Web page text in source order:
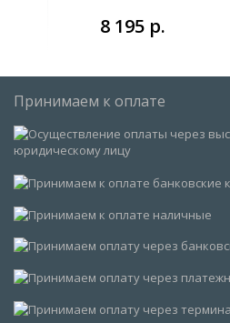
8 195 р.
Принимаем к оплате